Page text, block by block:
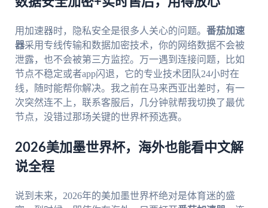
用加速器时，隐私安全是很多人关心的问题。 番茄加速
器采用专线传输和数据加密技术，你的网络数据不会被
泄露，也不会被第三方监控。万一遇到连接问题，比如
节点不稳定或者app闪退，它的专业技术团队24小时在
线，随时能帮你解决。我之前在马来西亚出差时，有一
次突然连不上，联系客服后，几分钟就帮我切换了最优
节点，没错过那场关键的世界杯预选赛。
2026美加墨世界杯，海外也能看中文解
说全程
说到未来，2026年的美加墨世界杯绝对是体育迷的盛